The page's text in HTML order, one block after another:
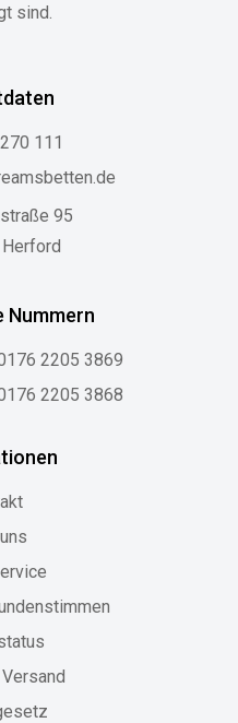
sind.
111
95
Nummern
2205 3869
2205 3868